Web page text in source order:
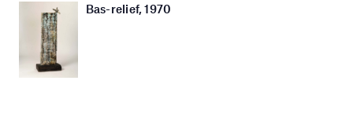
Bas-relief, 1970